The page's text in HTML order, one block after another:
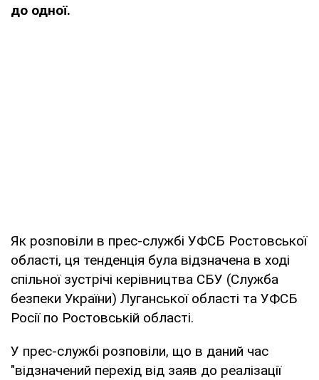
до одної.
Як розповіли в прес-службі УФСБ Ростовської
області, ця тенденція була відзначена в ході
спільної зустрічі керівництва СБУ (Служба
безпеки України) Луганської області та УФСБ
Росії по Ростовській області.
У прес-службі розповіли, що в даний час
"відзначений перехід від заяв до реалізації